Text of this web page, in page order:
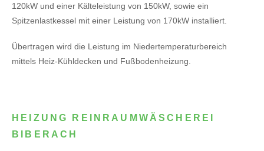
120kW und einer Kälteleistung von 150kW, sowie ein
Spitzenlastkessel mit einer Leistung von 170kW installiert.
Übertragen wird die Leistung im Niedertemperaturbereich
mittels Heiz-Kühldecken und Fußbodenheizung.
HEIZUNG REINRAUMWÄSCHEREI
BIBERACH